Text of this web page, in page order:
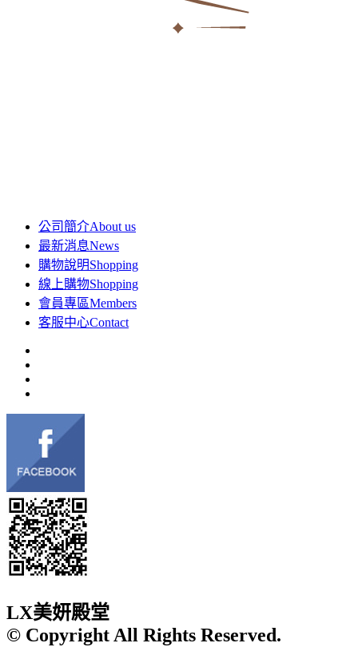
公司簡介About us
最新消息News
購物說明Shopping
線上購物Shopping
會員專區Members
客服中心Contact
LX美妍殿堂
© Copyright All Rights Reserved.